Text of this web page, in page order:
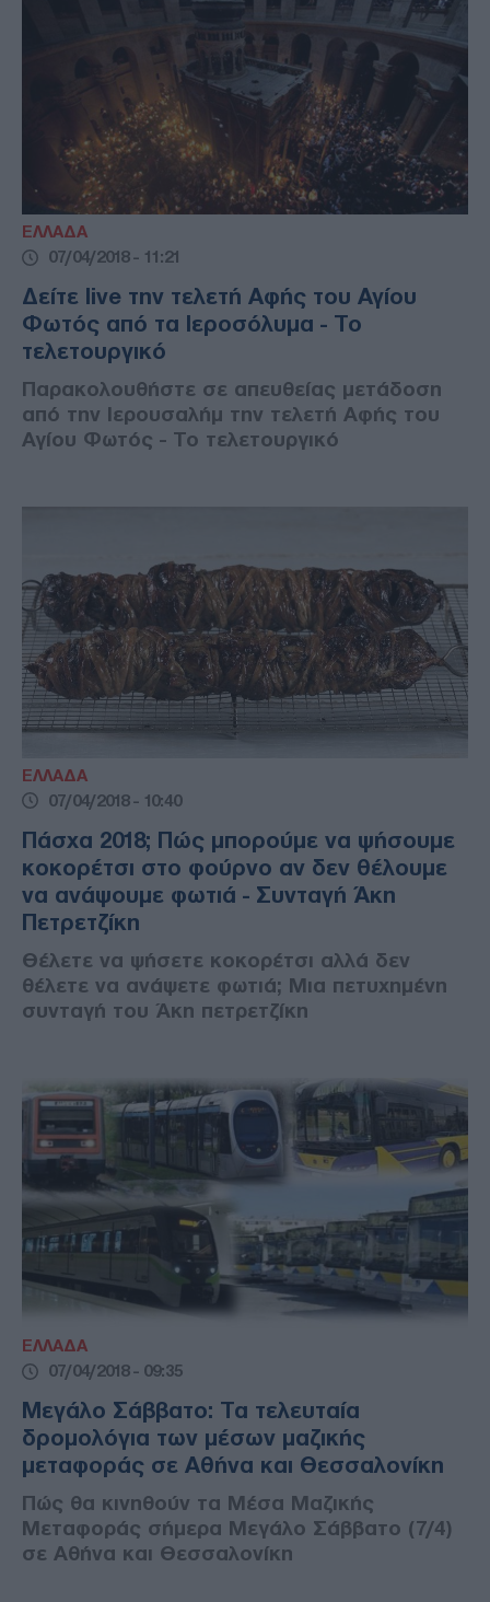
ΕΛΛΑΔΑ
07/04/2018 - 11:21
Δείτε live την τελετή Αφής του Αγίου
Φωτός από τα Ιεροσόλυμα - Το
τελετουργικό
Παρακολουθήστε σε απευθείας μετάδοση
από την Ιερουσαλήμ την τελετή Αφής του
Αγίου Φωτός - Το τελετουργικό
ΕΛΛΑΔΑ
07/04/2018 - 10:40
Πάσχα 2018; Πώς μπορούμε να ψήσουμε
κοκορέτσι στο φούρνο αν δεν θέλουμε
να ανάψουμε φωτιά - Συνταγή Άκη
Πετρετζίκη
Θέλετε να ψήσετε κοκορέτσι αλλά δεν
θέλετε να ανάψετε φωτιά; Μια πετυχημένη
συνταγή του Άκη πετρετζίκη
ΕΛΛΑΔΑ
07/04/2018 - 09:35
Μεγάλο Σάββατο: Τα τελευταία
δρομολόγια των μέσων μαζικής
μεταφοράς σε Αθήνα και Θεσσαλονίκη
Πώς θα κινηθούν τα Μέσα Μαζικής
Μεταφοράς σήμερα Μεγάλο Σάββατο (7/4)
σε Αθήνα και Θεσσαλονίκη